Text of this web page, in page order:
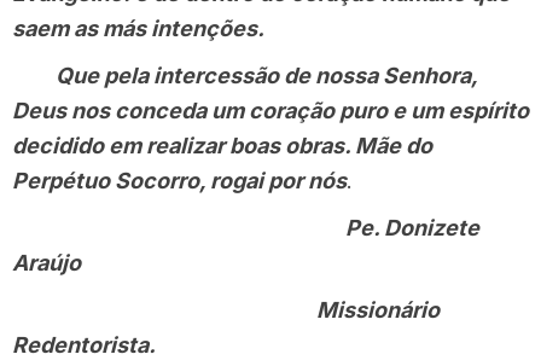
saem as más intenções.
Que pela intercessão de nossa Senhora,
Deus nos conceda um coração puro e um espírito
decidido em realizar boas obras. Mãe do
Perpétuo Socorro, rogai por nós.
Pe. Donizete
Araújo
Missionário
Redentorista.